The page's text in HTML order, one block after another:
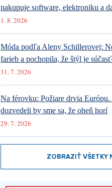
nakupuje software, elektroniku a
1. 8. 2026
Móda podľa Aleny Schillerovej:
farieb a pochopila, že štýl je
31. 7. 2026
Na férovku: Požiare drvia
dozvedeli by sme sa, že oheň horí
29. 7. 2026
ZOBRAZIŤ VŠETKY